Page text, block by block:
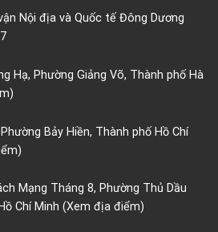
Nội địa và Quốc tế Đông Dương
Hạ, Phường Giảng Võ, Thành phố Hà
Bảy Hiền, Thành phố Hồ Chí
Mạng Tháng 8, Phường Thủ Dầu
Chí Minh (Xem địa điểm)